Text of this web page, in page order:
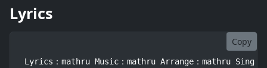
images and video materials.
We also accept orders for
Lyrics
Copy
Lyrics：mathru Music：mathru Arrange：mathru Sing：